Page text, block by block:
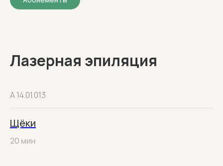
Лазерная эпиляция
А 14.01.013
Щёки
20 мин